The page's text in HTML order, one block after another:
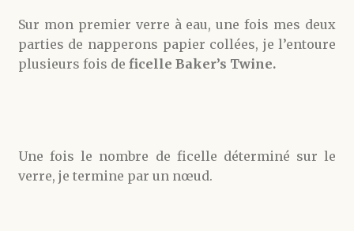
Sur mon premier verre à eau, une fois mes deux
parties de napperons papier collées, je l’entoure
plusieurs fois de ficelle Baker’s Twine.
Une fois le nombre de ficelle déterminé sur le
verre, je termine par un nœud.